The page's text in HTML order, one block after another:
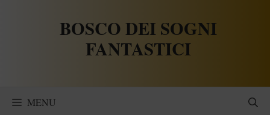
BOSCO DEI SOGNI
FANTASTICI
MENU